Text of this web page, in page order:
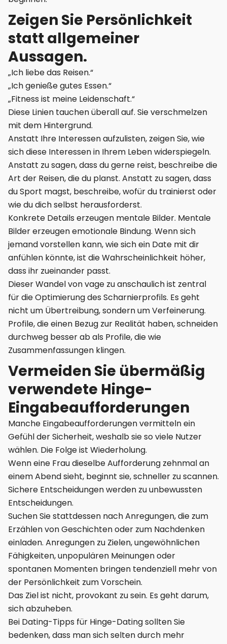
Zeigen Sie Persönlichkeit
statt allgemeiner
Aussagen.
„Ich liebe das Reisen.“
„Ich genieße gutes Essen.“
„Fitness ist meine Leidenschaft.“
Diese Linien tauchen überall auf. Sie verschmelzen
mit dem Hintergrund.
Anstatt Ihre Interessen aufzulisten, zeigen Sie, wie
sich diese Interessen in Ihrem Leben widerspiegeln.
Anstatt zu sagen, dass du gerne reist, beschreibe die
Art der Reisen, die du planst. Anstatt zu sagen, dass
du Sport magst, beschreibe, wofür du trainierst oder
wie du dich selbst herausforderst.
Konkrete Details erzeugen mentale Bilder. Mentale
Bilder erzeugen emotionale Bindung. Wenn sich
jemand vorstellen kann, wie sich ein Date mit dir
anfühlen könnte, ist die Wahrscheinlichkeit höher,
dass ihr zueinander passt.
Dieser Wandel von vage zu anschaulich ist zentral
für die Optimierung des Scharnierprofils. Es geht
nicht um Übertreibung, sondern um Verfeinerung.
Profile, die einen Bezug zur Realität haben, schneiden
durchweg besser ab als Profile, die wie
Zusammenfassungen klingen.
Vermeiden Sie übermäßig
verwendete Hinge-
Eingabeaufforderungen
Manche Eingabeaufforderungen vermitteln ein
Gefühl der Sicherheit, weshalb sie so viele Nutzer
wählen. Die Folge ist Wiederholung.
Wenn eine Frau dieselbe Aufforderung zehnmal an
einem Abend sieht, beginnt sie, schneller zu scannen.
Sichere Entscheidungen werden zu unbewussten
Entscheidungen.
Suchen Sie stattdessen nach Anregungen, die zum
Erzählen von Geschichten oder zum Nachdenken
einladen. Anregungen zu Zielen, ungewöhnlichen
Fähigkeiten, unpopulären Meinungen oder
spontanen Momenten bringen tendenziell mehr von
der Persönlichkeit zum Vorschein.
Das Ziel ist nicht, provokant zu sein. Es geht darum,
sich abzuheben.
Bei Dating-Tipps für Hinge-Dating sollten Sie
bedenken, dass man sich selten durch mehr